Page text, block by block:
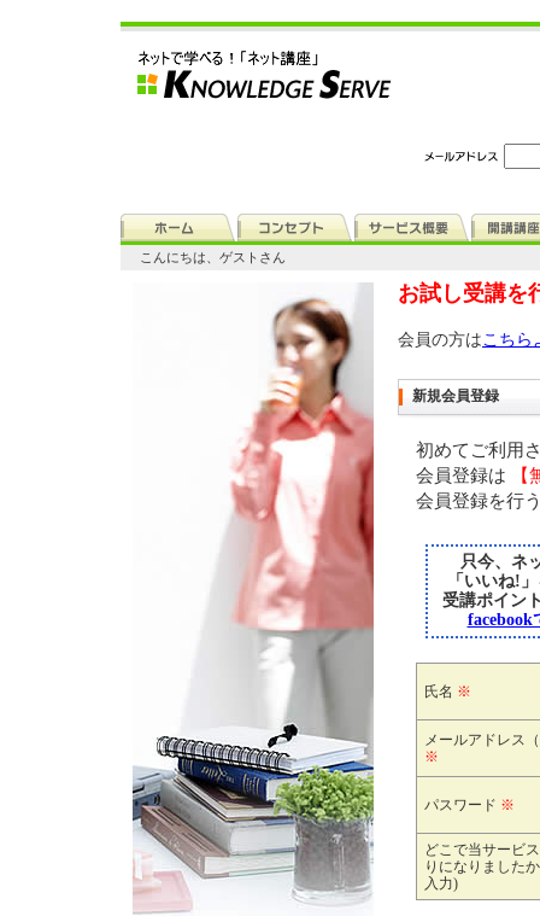
こんにちは、ゲストさん
お試し受講を
会員の方はこちら
新規会員登録
初めてご利用
会員登録は 【
会員登録を行
只今、ネ
「いいね!
受講ポイン
facebook
氏名 ※
メールアドレス
※
パスワード ※
どこで当サービ
りになりました
入力)